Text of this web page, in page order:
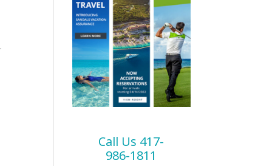
Call Us 417-
986-1811